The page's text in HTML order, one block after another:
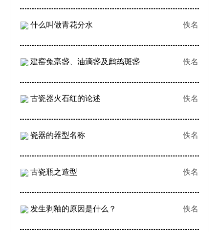
什么叫做青花分水 佚名
建窑兔毫盏、油滴盏及鹧鸪斑盏 佚名
古瓷器火石红的论述 佚名
瓷器的器型名称 佚名
古瓷瓶之造型 佚名
发生剥釉的原因是什么？ 佚名